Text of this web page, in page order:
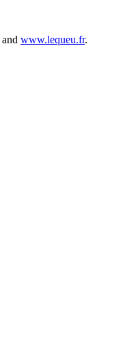
and www.lequeu.fr.